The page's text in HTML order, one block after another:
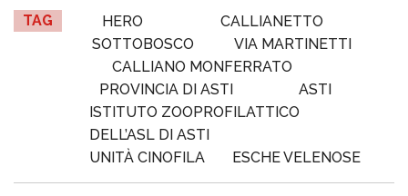
TAG HERO
CALLIANETTO
SOTTOBOSCO
VIA MARTINETTI
CALLIANO MONFERRATO
PROVINCIA DI ASTI
ASTI
ISTITUTO ZOOPROFILATTICO
DELL’ASL DI ASTI
UNITÀ CINOFILA
ESCHE VELENOSE